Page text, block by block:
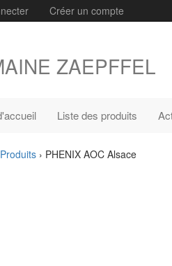
Créer un compte
ZAEPFFEL
Liste des produits
Produits › PHENIX AOC Alsace